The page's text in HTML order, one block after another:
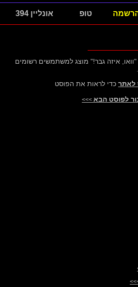
טופ אונליין 394
איזה גבר!" מוצג למשתמשים רשומים
לאתר כדי לראות את הפוסט
לפוסט הבא >>>